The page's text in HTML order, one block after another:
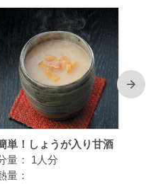
単！しょうが入り甘酒
量：
1人分
量：
次